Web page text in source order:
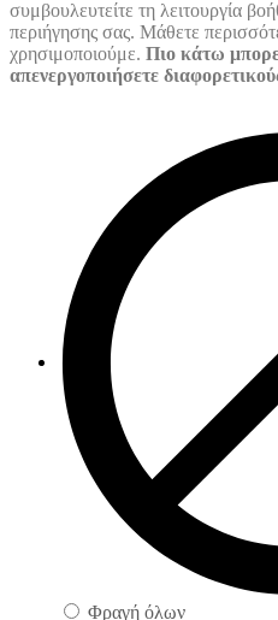
συμβουλευτείτε τη λειτουργία
περιήγησης σας. Μάθετε
χρησιμοποιούμε. Πιο κάτω
απενεργοποιήσετε
Φραγή όλων